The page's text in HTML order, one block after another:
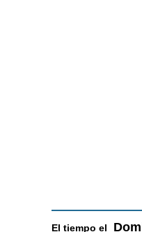
El tiempo el